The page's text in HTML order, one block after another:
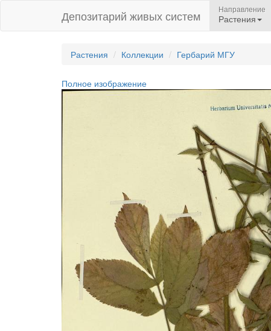
Депозитарий живых систем Направление
Растения
Растения Коллекции Гербарий МГУ
Полное изображение